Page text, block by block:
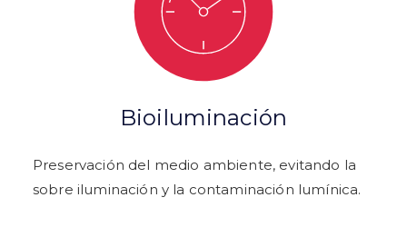
Bioiluminación
Preservación del medio ambiente, evitando la
sobre iluminación y la contaminación lumínica.